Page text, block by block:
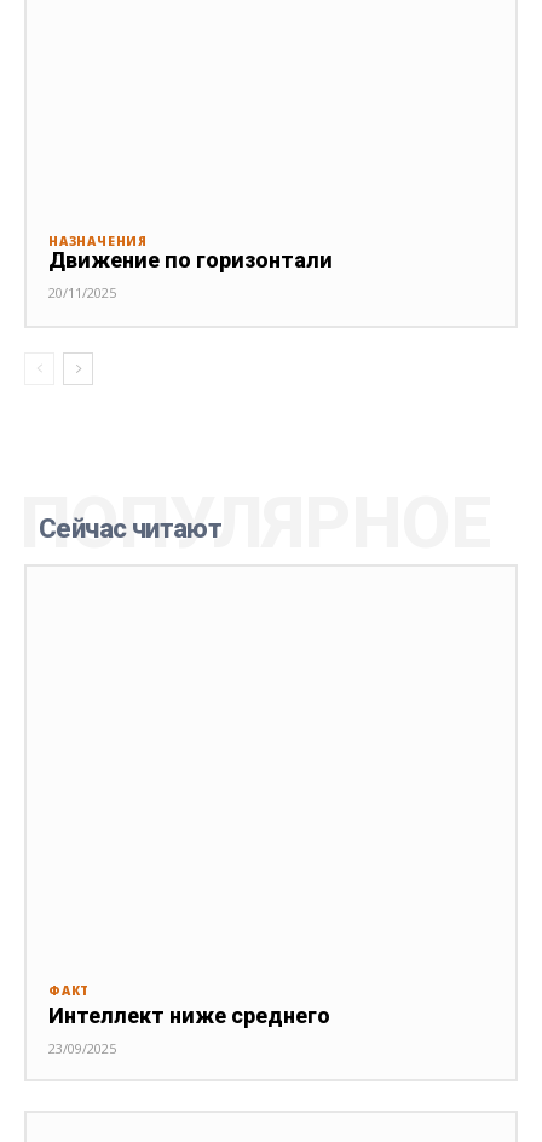
НАЗНАЧЕНИЯ
Движение по горизонтали
20/11/2025
Сейчас читают
ПОПУЛЯРНОЕ
ФАКТ
Интеллект ниже среднего
23/09/2025